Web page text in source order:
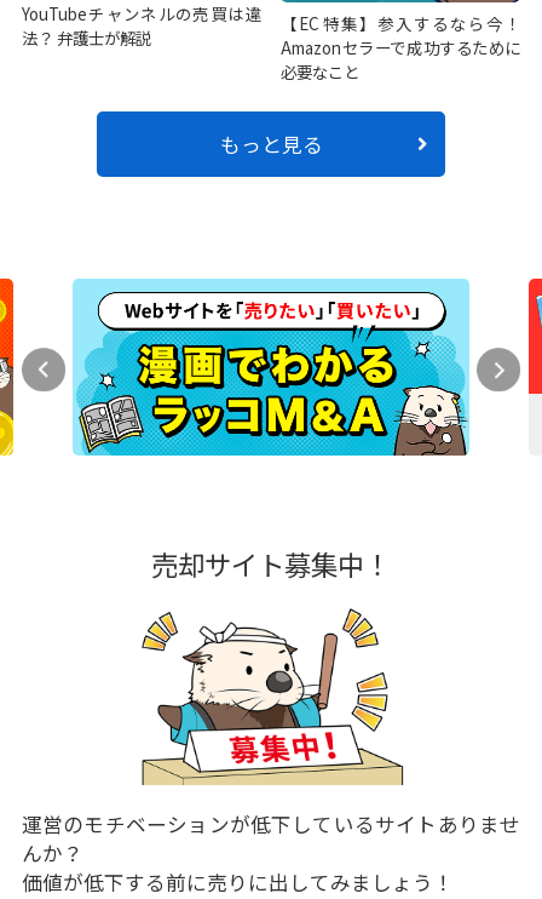
YouTubeチャンネルの売買は違
法？ 弁護士が解説
【EC特集】参入するなら今！
Amazonセラーで成功するために
必要なこと
もっと見る
売却サイト募集中！
運営のモチベーションが低下しているサイトありませ
んか？
価値が低下する前に売りに出してみましょう！